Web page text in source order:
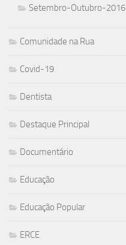
Setembro-Outubro-2016
Comunidade na Rua
Covid-19
Dentista
Destaque Principal
Documentário
Educação
Educação Popular
ERCE